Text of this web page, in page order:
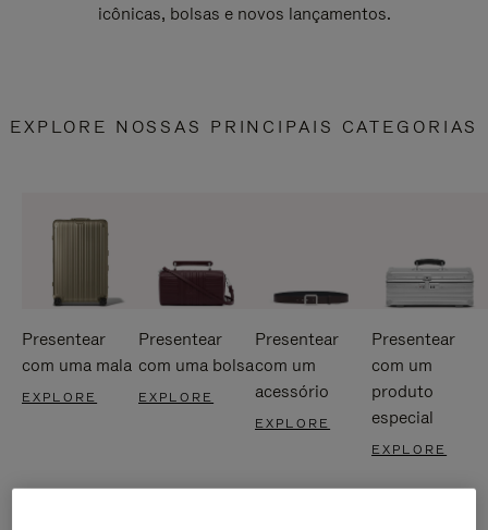
icônicas, bolsas e novos lançamentos.
EXPLORE NOSSAS PRINCIPAIS CATEGORIAS
Presentear
com uma mala
EXPLORE
Presentear
com uma bolsa
EXPLORE
Presentear
com um
acessório
EXPLORE
Presentear
com um
produto
especial
EXPLORE